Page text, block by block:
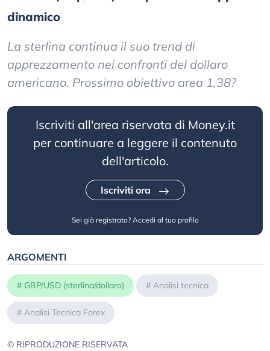
dinamico
La sterlina continua il suo trend di
apprezzamento nei confronti del dollaro
americano. Prossimo obiettivo area 1,38?
Iscriviti all'area riservata di Money.it
per continuare a leggere il contenuto
dell'articolo.
Iscriviti ora
Sei già registrato? Accedi al tuo profilo
ARGOMENTI
# GBP/USD (sterlina/dollaro) # Analisi tecnica
# Analisi Tecnica Forex
© RIPRODUZIONE RISERVATA